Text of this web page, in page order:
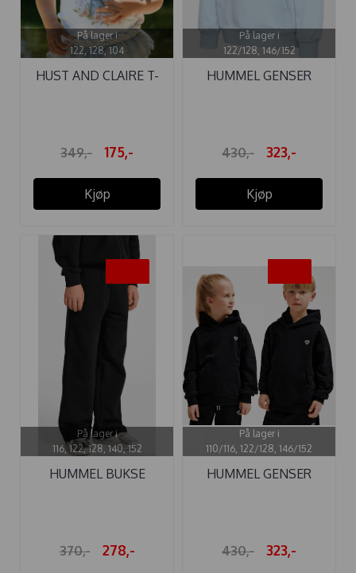
På lager i
122, 128, 104
HUST AND CLAIRE T-
349,- 175,-
Kjøp
På lager i
122/128, 146/152
HUMMEL GENSER
430,- 323,-
Kjøp
På lager i
116, 122, 128, 140, 152
HUMMEL BUKSE
370,- 278,-
På lager i
110/116, 122/128, 146/152
HUMMEL GENSER
430,- 323,-